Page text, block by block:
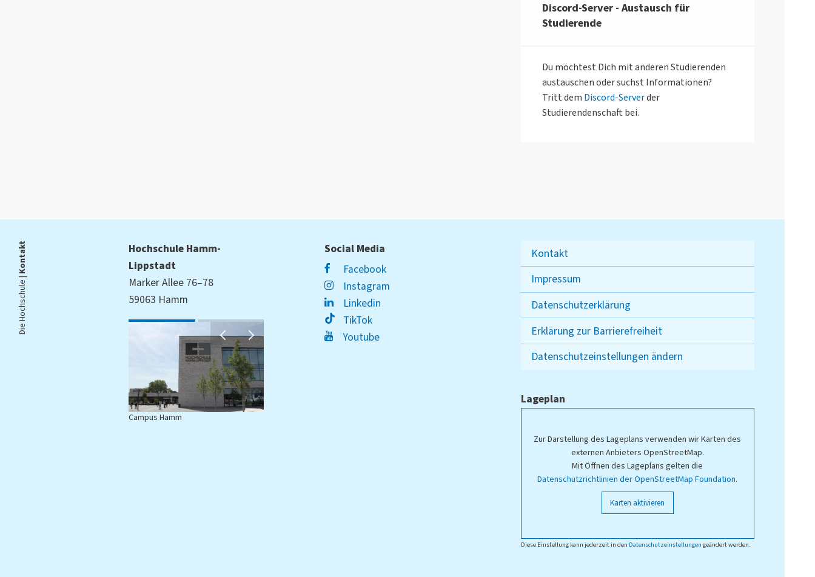
Discord-Server - Austausch für
Studierende
Du möchtest Dich mit anderen Studierenden
austauschen oder suchst Informationen?
Tritt dem Discord-Serverder
Studierendenschaft bei.
Die Hochschule |
Kontakt
Hochschule Hamm-
Lippstadt
Marker Allee 76–78
59063 Hamm
Campus Hamm
Social Media
Facebook
Instagram
Linkedin
TikTok
Youtube
Kontakt
Impressum
Datenschutzerklärung
Erklärung zur Barrierefreiheit
Datenschutzeinstellungen ändern
Lageplan
Zur Darstellung des Lageplans verwenden wir Karten des
externen Anbieters OpenStreetMap.
Mit Öffnen des Lageplans gelten die
Datenschutzrichtlinien der OpenStreetMap Foundation.
Karten aktivieren
Diese Einstellung kann jederzeit in den Datenschutzeinstellungen geändert werden.